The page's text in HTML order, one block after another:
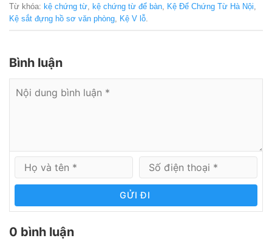
Từ khóa: kệ chứng từ, kệ chứng từ để bàn, Kệ Để Chứng Từ Hà Nội,
Kệ sắt đựng hồ sơ văn phòng, Kệ V lỗ.
Bình luận
GỬI ĐI
0 bình luận